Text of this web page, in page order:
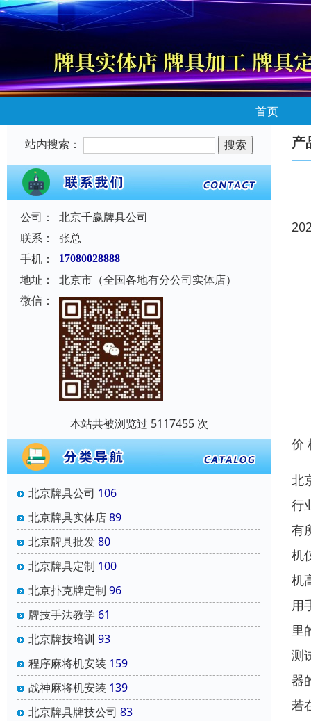
首页
站内搜索：
公司：
北京千赢牌具公司
联系：
张总
手机：
17080028888
地址：
北京市（全国各地有分公司实体店）
微信：
本站共被浏览过 5117455 次
北京牌具公司 106
北京牌具实体店89
北京牌具批发80
北京牌具定制 100
北京扑克牌定制 96
牌技手法教学 61
北京牌技培训 93
程序麻将机安装 159
战神麻将机安装 139
北京牌具牌技公司 83
产
价
北
行
有
机
机
用
里
测
器
若